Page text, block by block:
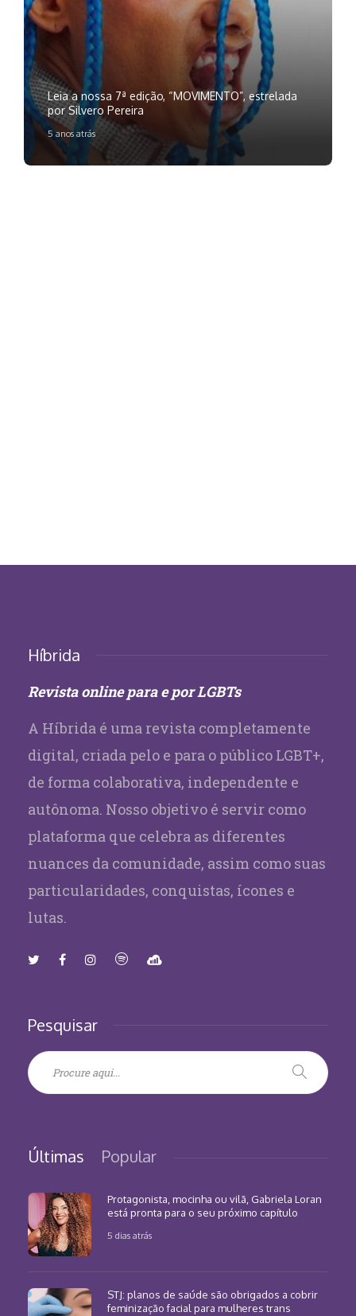
Leia a nossa 7ª edição, “MOVIMENTO”, estrelada
por Silvero Pereira
5 anos atrás
Híbrida
Revista online para e por LGBTs
A Híbrida é uma revista completamente
digital, criada pelo e para o público LGBT+,
de forma colaborativa, independente e
autônoma. Nosso objetivo é servir como
plataforma que celebra as diferentes
nuances da comunidade, assim como suas
particularidades, conquistas, ícones e
lutas.
Pesquisar
Últimas Popular
Protagonista, mocinha ou vilã, Gabriela Loran
está pronta para o seu próximo capítulo
5 dias atrás
STJ: planos de saúde são obrigados a cobrir
feminização facial para mulheres trans